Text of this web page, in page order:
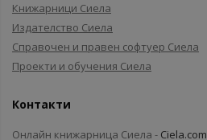
Книжарници Сиела
Издателство Сиела
Справочен и правен софтуер Сиела
Проекти и обучения Сиела
Контакти
Онлайн книжарница Сиела - Ciela.com